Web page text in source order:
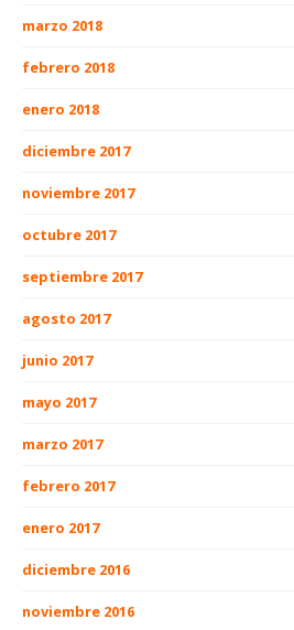
marzo 2018
febrero 2018
enero 2018
diciembre 2017
noviembre 2017
octubre 2017
septiembre 2017
agosto 2017
junio 2017
mayo 2017
marzo 2017
febrero 2017
enero 2017
diciembre 2016
noviembre 2016